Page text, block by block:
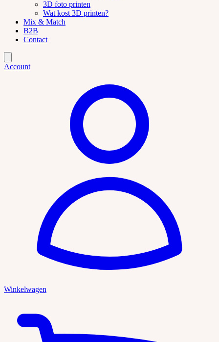
3D foto printen
Wat kost 3D printen?
Mix & Match
B2B
Contact
Account
Winkelwagen